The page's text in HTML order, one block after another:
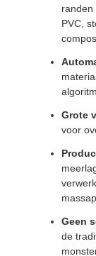
randen
PVC,
Grote
voor
Geen
de